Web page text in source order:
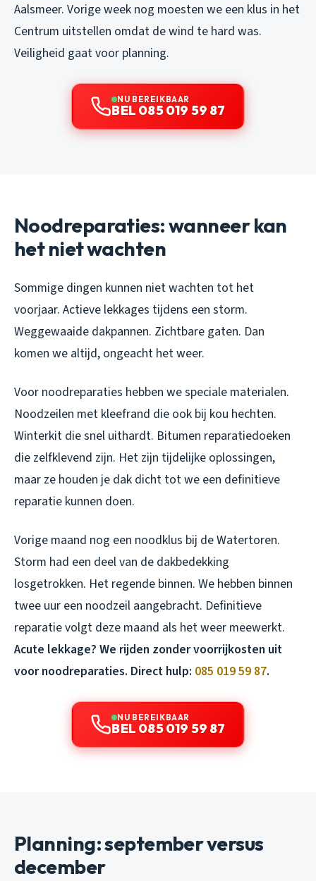
Aalsmeer. Vorige week nog moesten we een klus in het
Centrum uitstellen omdat de wind te hard was.
Veiligheid gaat voor planning.
NU BEREIKBAAR
BEL 085 019 59 87
Noodreparaties: wanneer kan
het niet wachten
Sommige dingen kunnen niet wachten tot het
voorjaar. Actieve lekkages tijdens een storm.
Weggewaaide dakpannen. Zichtbare gaten. Dan
komen we altijd, ongeacht het weer.
Voor noodreparaties hebben we speciale materialen.
Noodzeilen met kleefrand die ook bij kou hechten.
Winterkit die snel uithardt. Bitumen reparatiedoeken
die zelfklevend zijn. Het zijn tijdelijke oplossingen,
maar ze houden je dak dicht tot we een definitieve
reparatie kunnen doen.
Vorige maand nog een noodklus bij de Watertoren.
Storm had een deel van de dakbedekking
losgetrokken. Het regende binnen. We hebben binnen
twee uur een noodzeil aangebracht. Definitieve
reparatie volgt deze maand als het weer meewerkt.
Acute lekkage? We rijden zonder voorrijkosten uit
voor noodreparaties. Direct hulp: 085 019 59 87.
NU BEREIKBAAR
BEL 085 019 59 87
Planning: september versus
december